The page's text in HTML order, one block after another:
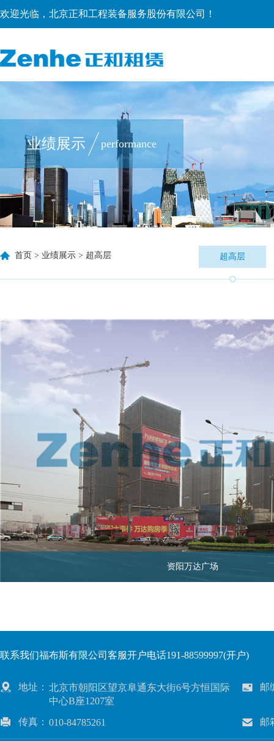
业绩展示 performance
欢迎光临，北京正和工程装备服务股份有限公司！
首页 > 业绩展示 > 超高层 超高层
资阳万达广场
联系我们福布斯有限公司客服开户电话191-88599997(开户)
地址： 北京市朝阳区望京阜通东大街6号方恒国际
中心B座1207室
邮
传真： 010-84785261 邮